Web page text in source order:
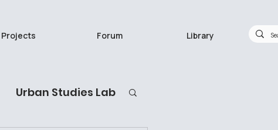
Projects Forum Library
Urban Studies Lab